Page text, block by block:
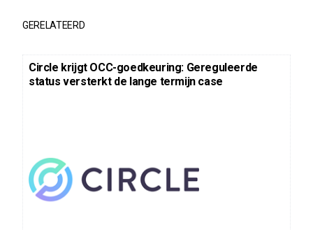
GERELATEERD
Circle krijgt OCC-goedkeuring: Gereguleerde
status versterkt de lange termijn case